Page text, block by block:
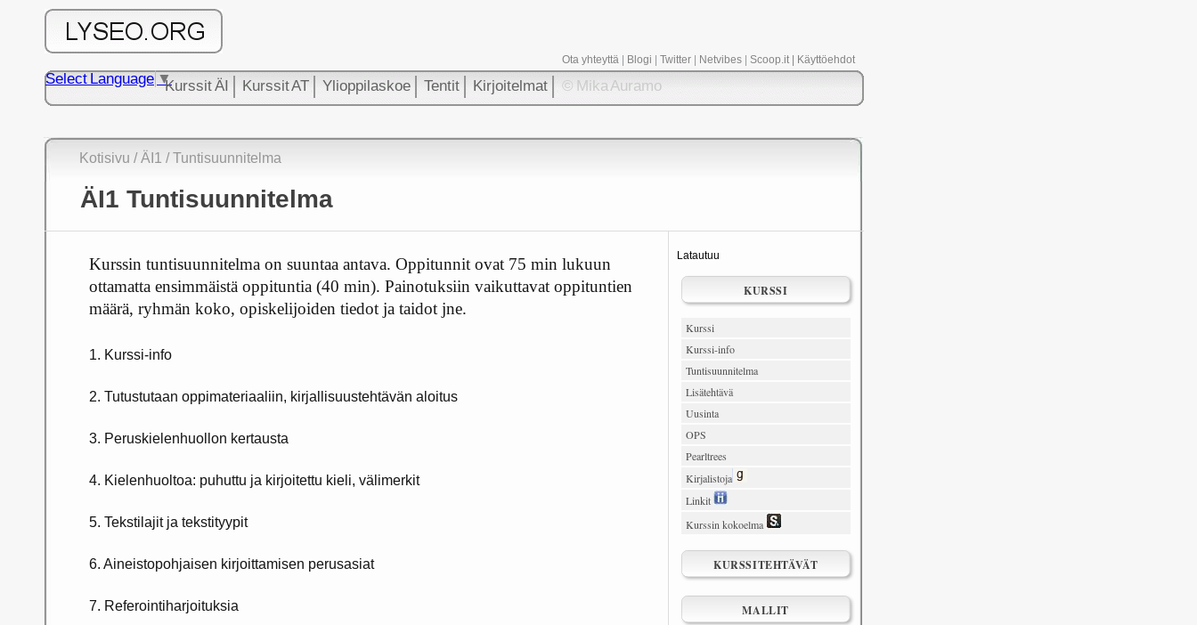
Ota yhteyttä Blogi Twitter Netvibes Scoop.it| Käyttöehdot
Kurssit ÄI Kurssit AT Ylioppilaskoe Tentit Kirjoitelmat © Mika Auramo
Select Language ▼
Kotisivu /ÄI1 / Tuntisuunnitelma
ÄI1 Tuntisuunnitelma
Latautuu
KURSSI
Kurssi
Kurssi-info
Tuntisuunnitelma
Lisätehtävä
Uusinta
OPS
Pearltrees
Kirjalistoja
Linkit
Kurssin kokoelma
KURSSITEHTÄVÄT
MALLIT
Kurssin tuntisuunnitelma on suuntaa antava. Oppitunnit ovat 75 min lukuun
ottamatta ensimmäistä oppituntia (40 min). Painotuksiin vaikuttavat oppituntien
määrä, ryhmän koko, opiskelijoiden tiedot ja taidot jne.
1. Kurssi-info
2. Tutustutaan oppimateriaaliin, kirjallisuustehtävän aloitus
3. Peruskielenhuollon kertausta
4. Kielenhuoltoa: puhuttu ja kirjoitettu kieli, välimerkit
5. Tekstilajit ja tekstityypit
6. Aineistopohjaisen kirjoittamisen perusasiat
7. Referointiharjoituksia